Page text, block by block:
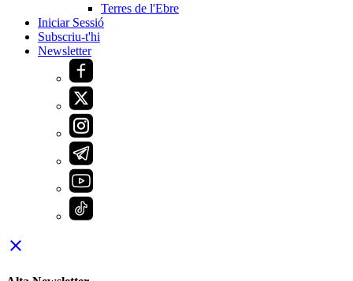
Terres de l'Ebre
Iniciar Sessió
Subscriu-t'hi
Newsletter
close